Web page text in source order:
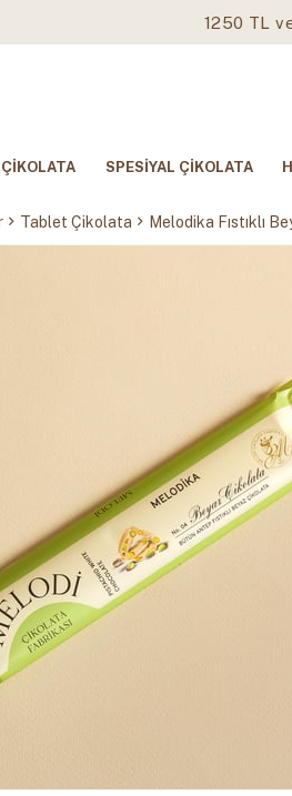
1250 TL
SPESİYAL ÇİKOLATA
Tablet Çikolata Melodika Fıstıklı